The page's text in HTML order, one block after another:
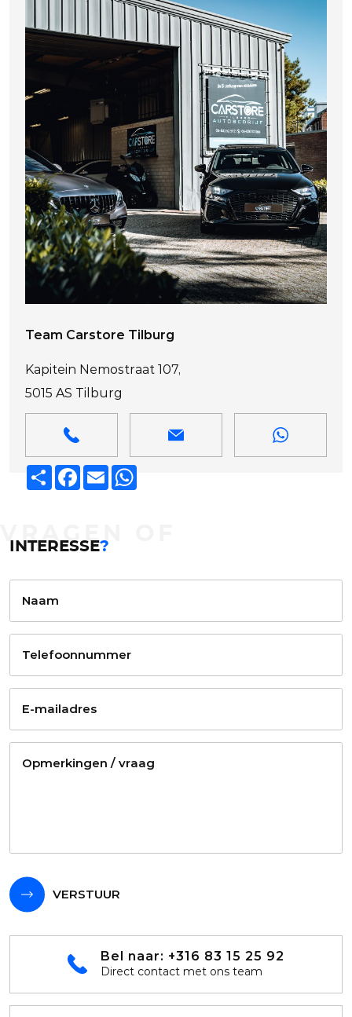
Team Carstore Tilburg
Kapitein Nemostraat 107,
5015 AS Tilburg
Deel Facebook
Email
INTERESSE?
VERSTUUR
Bel naar: +316 83 15 25 92
Direct contact met ons team